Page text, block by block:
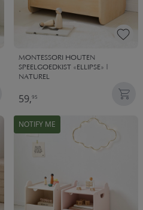
MONTESSORI HOUTEN
SPEELGOEDKIST «ELLIPSE» |
NATUREL
59,95
NOTIFY ME